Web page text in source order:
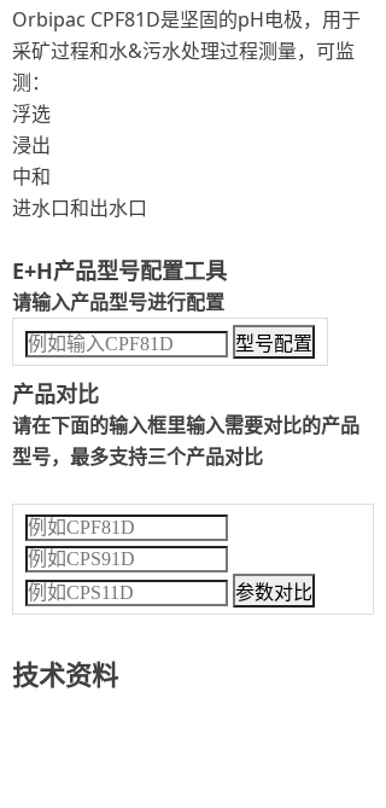
Orbipac CPF81D是坚固的pH电极，用于
采矿过程和水&污水处理过程测量，可监
测：
浮选
浸出
中和
进水口和出水口
E+H产品型号配置工具
请输入产品型号进行配置
产品对比
请在下面的输入框里输入需要对比的产品
型号，最多支持三个产品对比
技术资料